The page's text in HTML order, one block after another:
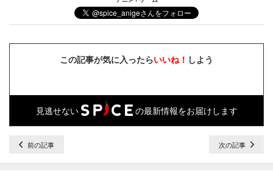
この記事が気に入ったらいいね！ しよう
見逃せない の最新情報をお届けします
前の記事 次の記事